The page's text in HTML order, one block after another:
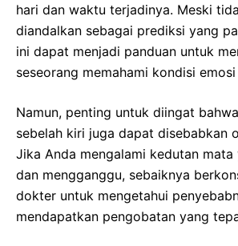
hari dan waktu terjadinya. Meski
diandalkan sebagai prediksi yang
ini dapat menjadi panduan untuk
seseorang memahami kondisi
Namun, penting untuk diingat
sebelah kiri juga dapat disebabkan
Jika Anda mengalami kedutan mata
dan mengganggu, sebaiknya
dokter untuk mengetahui
mendapatkan pengobatan yang